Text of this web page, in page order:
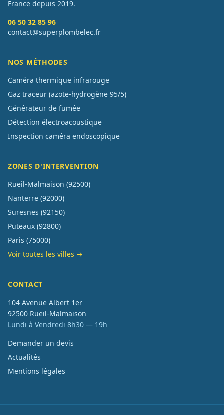
France depuis 2019.
06 50 32 85 96
contact@superplombelec.fr
NOS MÉTHODES
Caméra thermique infrarouge
Gaz traceur (azote-hydrogène 95/5)
Générateur de fumée
Détection électroacoustique
Inspection caméra endoscopique
ZONES D'INTERVENTION
Rueil-Malmaison (92500)
Nanterre (92000)
Suresnes (92150)
Puteaux (92800)
Paris (75000)
Voir toutes les villes →
CONTACT
104 Avenue Albert 1er
92500 Rueil-Malmaison
Lundi à Vendredi 8h30 — 19h
Demander un devis
Actualités
Mentions légales